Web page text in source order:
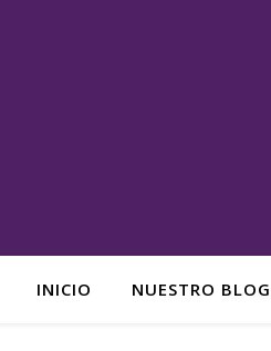
INICIO NUESTRO BLOG